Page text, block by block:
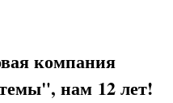
компания
нам 12 лет!